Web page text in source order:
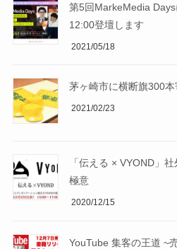
第5回MarkeMedia
12:00登壇します
2021/05/18
茅ヶ崎市に横断旗300本
2021/02/23
「伝える × VYOND」
極意
2020/12/15
YouTube 集客の王道 ~